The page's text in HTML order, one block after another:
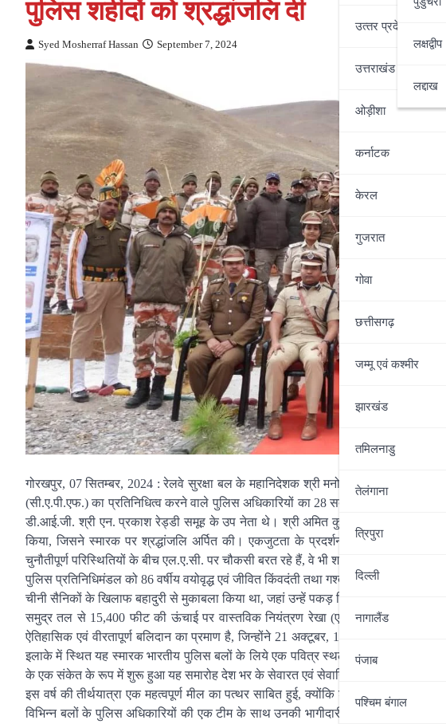
उत्‍तर प्रदेश
उत्तराखंड
ओड़ीशा
कर्नाटक
केरल
गुजरात
गोवा
छत्तीसगढ़
जम्‍मू एवं कश्‍मीर
झारखंड
तमिलनाडु
तेलंगाना
त्रिपुरा
दिल्‍ली
नागालैंड
पंजाब
पश्चिम बंगाल
लक्षद्वीप
लद्दाख
पुलिस शहीदों को श्रद्धांजलि दी
Syed Mosherraf Hassan September 7, 2024
गोरखपुर, 07 सितम्बर, 2024 : रेलवे सुरक्षा बल के महानिदेशक श्री मनोज यादव के नेतृत्व में
(सी.ए.पी.एफ.) का प्रतिनिधित्व करने वाले पुलिस अधिकारियों का 28 सदस्यीय
डी.आई.जी. श्री एन. प्रकाश रेड्डी समूह के उप नेता थे। श्री अमित कुमार, कांस्टेबल ने
किया, जिसने स्मारक पर श्रद्धांजलि अर्पित की। एकजुटता के प्रदर्शन में, आई.टी.बी.पी.,
चुनौतीपूर्ण परिस्थितियों के बीच एल.ए.सी. पर चौकसी बरत रहे हैं, वे भी शहीदों को सलामी देने
पुलिस प्रतिनिधिमंडल को 86 वर्षीय वयोवृद्ध एवं जीवित किंवदंती तथा गश्ती दल के सदस्य
चीनी सैनिकों के खिलाफ बहादुरी से मुकाबला किया था, जहां उन्हें पकड़ लिया गया था। उनका
समुद्र तल से 15,400 फीट की ऊंचाई पर वास्तविक नियंत्रण रेखा (एल.ए.सी.) के पास
ऐतिहासिक एवं वीरतापूर्ण बलिदान का प्रमाण है, जिन्होंने 21 अक्टूबर, 1959 को राष्ट्र की
इलाके में स्थित यह स्मारक भारतीय पुलिस बलों के लिये एक पवित्र स्थल रहा है, जहाँ प्रति वर्ष
के एक संकेत के रूप में शुरू हुआ यह समारोह देश भर के सेवारत एवं सेवानिवृत्त पुलिस अधिकारियों
इस वर्ष की तीर्थयात्रा एक महत्वपूर्ण मील का पत्थर साबित हुई, क्योंकि श्री मनोज यादव
विभिन्न बलों के पुलिस अधिकारियों की एक टीम के साथ उनकी भागीदारी भारत में विभिन्न